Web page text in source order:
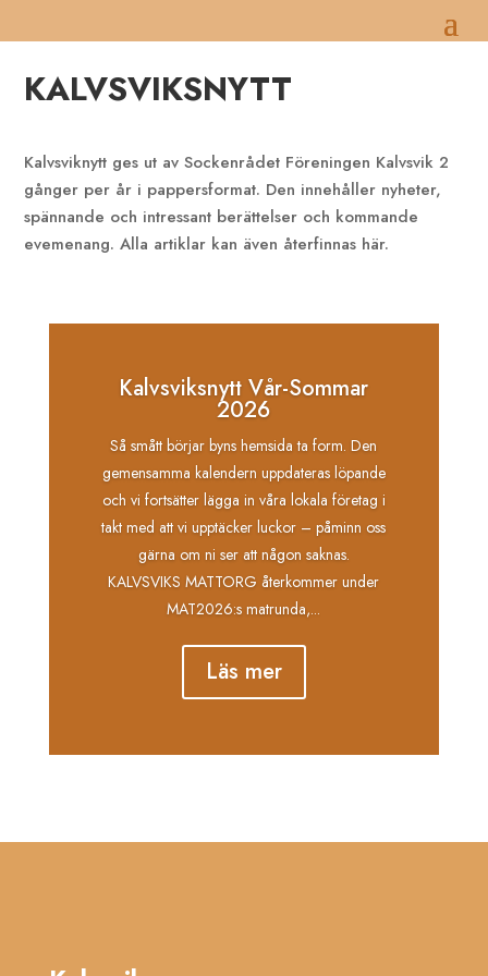
KALVSVIKSNYTT
Kalvsviknytt ges ut av Sockenrådet Föreningen Kalvsvik 2
gånger per år i pappersformat. Den innehåller nyheter,
spännande och intressant berättelser och kommande
evemenang. Alla artiklar kan även återfinnas här.
Kalvsviksnytt Vår-Sommar
2026
Så smått börjar byns hemsida ta form. Den
gemensamma kalendern uppdateras löpande
och vi fortsätter lägga in våra lokala företag i
takt med att vi upptäcker luckor – påminn oss
gärna om ni ser att någon saknas.
KALVSVIKS MATTORG återkommer under
MAT2026:s matrunda,...
Läs mer